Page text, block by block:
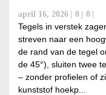
april 16, 2026 0 0
Tegels in verstek
streven naar een
de rand van de tegel
de 45°), sluiten twee
– zonder profielen of
kunststof hoekp...